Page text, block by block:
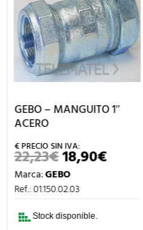
GEBO – MANGUITO 1″
ACERO
22,23€EL
PRECIO
ORIGINAL
ERA:
18,90€EL
PRECIO
Marca:GEBO
Ref.: 01.150.02.03
Stock disponible.